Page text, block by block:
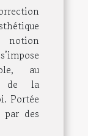
au
de la
Portée
par des